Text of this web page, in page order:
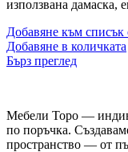
използвана дамаска,
Добавяне към списък
Добавяне в количката
Бърз преглед
Мебели Торо —
по поръчка.
пространство — от